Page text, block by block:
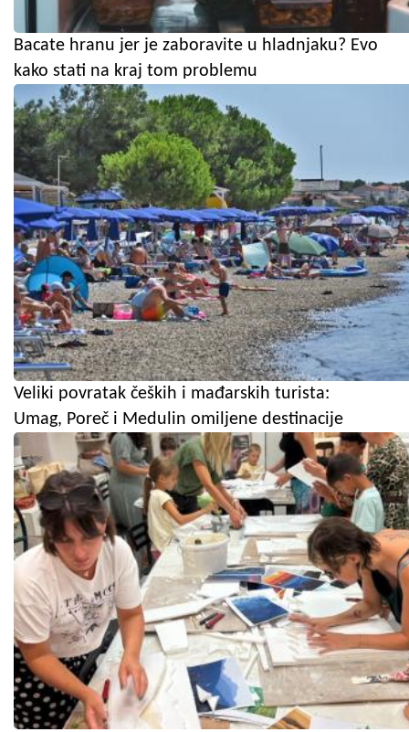
Bacate hranu jer je zaboravite u hladnjaku? Evo
kako stati na kraj tom problemu
Veliki povratak čeških i mađarskih turista:
Umag, Poreč i Medulin omiljene destinacije